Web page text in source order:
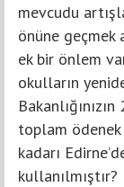
mevcudu
önüne geçmek
ek bir önlem
okulların
toplam ödenek
kadarı